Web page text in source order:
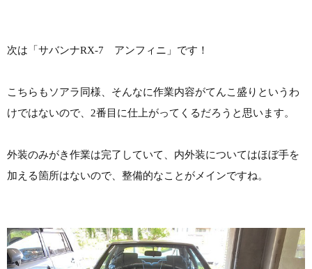
次は「サバンナRX-7 アンフィニ」です！
こちらもソアラ同様、そんなに作業内容がてんこ盛りというわ
けではないので、2番目に仕上がってくるだろうと思います。
外装のみがき作業は完了していて、内外装についてはほぼ手を
加える箇所はないので、整備的なことがメインですね。